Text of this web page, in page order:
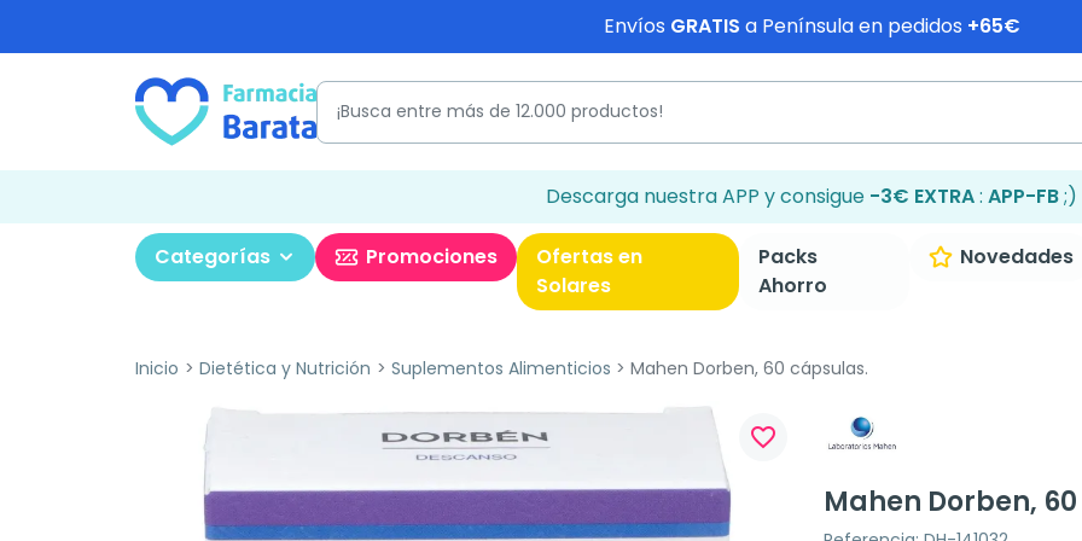
Envíos GRATIS a Península en pedidos +65€
Descarga nuestra APP y consigue -3€ EXTRA: APP-FB;)
Categorías Promociones
Ofertas en
Solares
Packs
Ahorro
Novedades
Inicio Dietética y Nutrición Suplementos Alimenticios Mahen Dorben, 60 cápsulas.
favorite_border
Mahen Dorben,